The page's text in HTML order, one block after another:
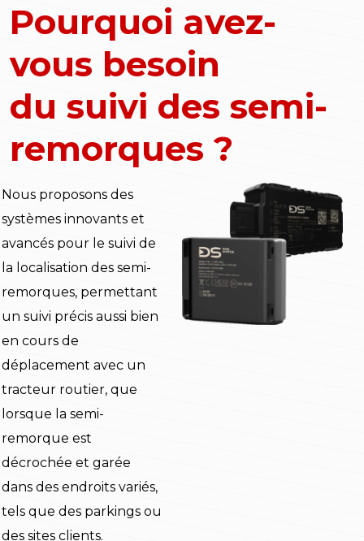
Pourquoi avez-
vous besoin
du suivi des semi-
remorques ?
Nous proposons des
systèmes innovants et
avancés pour le suivi de
la localisation des semi-
remorques, permettant
un suivi précis aussi bien
en cours de
déplacement avec un
tracteur routier, que
lorsque la semi-
remorque est
décrochée et garée
dans des endroits variés,
tels que des parkings ou
des sites clients.